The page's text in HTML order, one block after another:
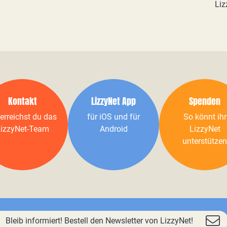
Kontakt
du das
Team
LizzyNet App
für iOS und für
Android
Spenden
So könnt ihr
LizzyNet
unterstützen
Bleib informiert! Bestell den Newsletter von LizzyNet!